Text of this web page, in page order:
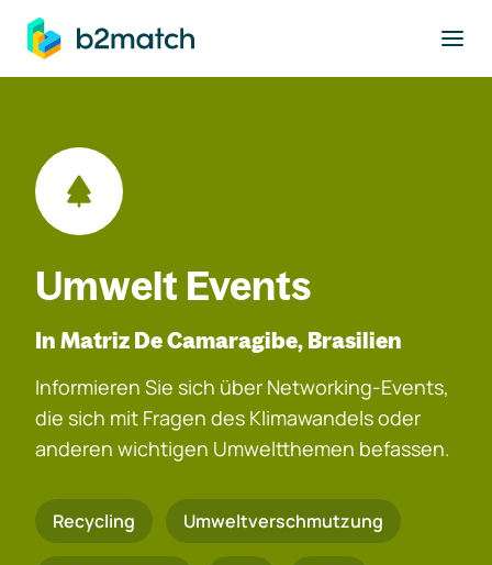
springen
Umwelt Events
In Matriz De Camaragibe, Brasilien
Informieren Sie sich über Networking-Events,
die sich mit Fragen des Klimawandels oder
anderen wichtigen Umweltthemen befassen.
Recycling Umweltverschmutzung